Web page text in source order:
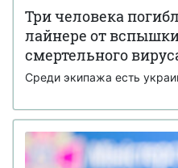
Три человека
лайнере от
смертельного
Среди экипажа есть